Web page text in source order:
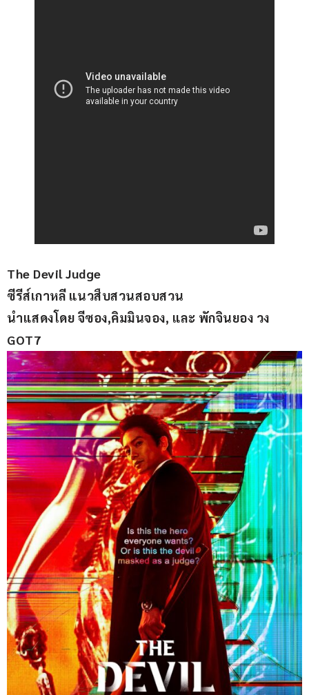
The Devil Judge
ซีรีส์เกาหลี แนวสืบสวนสอบสวน
นำแสดงโดย จีซอง,คิมมินจอง, และ พักจินยอง วง
GOT7